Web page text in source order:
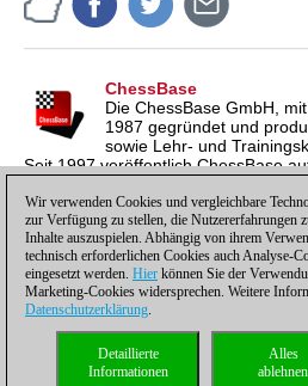
ChessBase
Die ChessBase GmbH,
1987 gegründet und
sowie Lehr- und
Seit 1997 veröffentlich ChessBase
inzwischen in vier Sprachen und gilt
Schachnachrichtenseite.
Datenschutzhinweis| Kontakt|
Compliance Hotline|
Wir verwenden Cookies und vergleichbare
zur Verfügung zu stellen, die Nutzererfahrungen
Inhalte auszuspielen. Abhängig von ihrem
technisch erforderlichen Cookies auch Analyse-
eingesetzt werden. Hier können Sie der
Marketing-Cookies widersprechen. Weitere
Datenschutzerklärung.
Alles
ablehnen
Detaillierte
Informationen